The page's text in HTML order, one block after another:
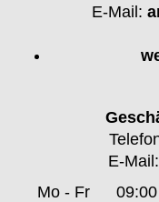
E-Mail:
E-Mail:
Mo - Fr